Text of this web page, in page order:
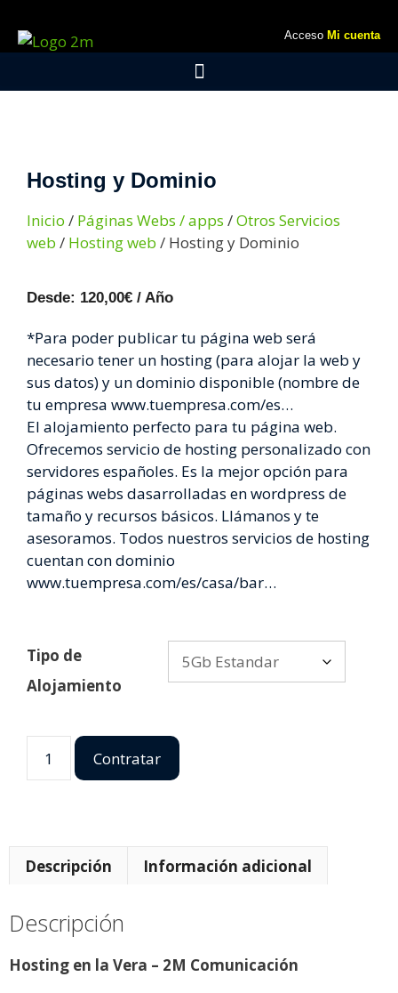
Acceso Mi cuenta
Hosting y Dominio
Inicio / Páginas Webs / apps /Otros Servicios
web / Hosting web / Hosting y Dominio
Desde: 120,00€ / Año
*Para poder publicar tu página web será
necesario tener un hosting (para alojar la web y
sus datos) y un dominio disponible (nombre de
tu empresa www.tuempresa.com/es…
El alojamiento perfecto para tu página web.
Ofrecemos servicio de hosting personalizado con
servidores españoles. Es la mejor opción para
páginas webs dasarrolladas en wordpress de
tamaño y recursos básicos. Llámanos y te
asesoramos. Todos nuestros servicios de hosting
cuentan con dominio
www.tuempresa.com/es/casa/bar…
Tipo de
Alojamiento
Contratar
Descripción Información adicional
Descripción
Hosting en la Vera – 2M Comunicación